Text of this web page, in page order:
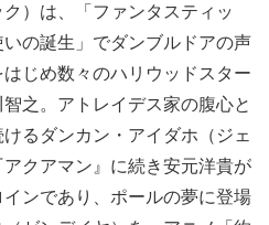
）は、「ファンタスティッ
の誕生」でダンブルドアの声
じめ数々のハリウッドスター
之。アトレイデス家の腹心と
るダンカン・アイダホ（ジェ
クアマン』に続き安元洋貴が
ンであり、ポールの夢に登場